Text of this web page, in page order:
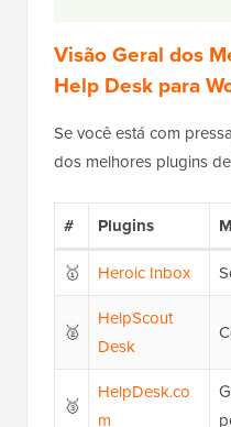
Visão Geral dos
Help Desk para
Se você está com
dos melhores plugins
# Plugins
🥇
Heroic Inbox
🥈
HelpScout
Desk
🥉
HelpDesk.co
m